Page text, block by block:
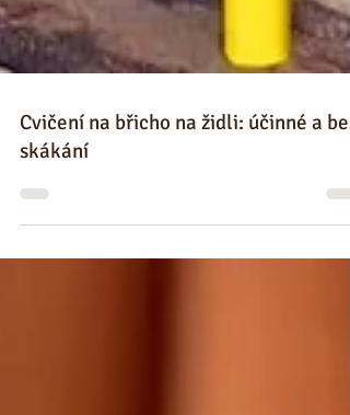
Cvičení na břicho na židli: účinné a bez
skákání